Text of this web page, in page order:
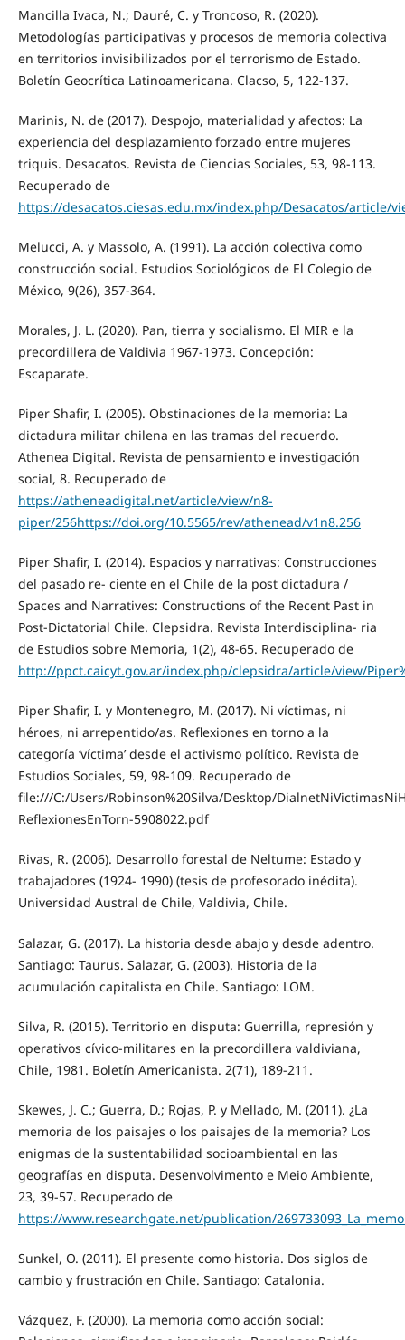
Mancilla Ivaca, N.; Dauré, C. y Troncoso, R. (2020).
Metodologías participativas y procesos de memoria colectiva
en territorios invisibilizados por el terrorismo de Estado.
Boletín Geocrítica Latinoamericana. Clacso, 5, 122-137.
Marinis, N. de (2017). Despojo, materialidad y afectos: La
experiencia del desplazamiento forzado entre mujeres
triquis. Desacatos. Revista de Ciencias Sociales, 53, 98-113.
Recuperado de
https://desacatos.ciesas.edu.mx/index.php/Desacatos/article/
Melucci, A. y Massolo, A. (1991). La acción colectiva como
construcción social. Estudios Sociológicos de El Colegio de
México, 9(26), 357-364.
Morales, J. L. (2020). Pan, tierra y socialismo. El MIR e la
precordillera de Valdivia 1967-1973. Concepción:
Escaparate.
Piper Shafir, I. (2005). Obstinaciones de la memoria: La
dictadura militar chilena en las tramas del recuerdo.
Athenea Digital. Revista de pensamiento e investigación
social, 8. Recuperado de
https://atheneadigital.net/article/view/n8-
piper/256https://doi.org/10.5565/rev/athenead/v1n8.256
Piper Shafir, I. (2014). Espacios y narrativas: Construcciones
del pasado re- ciente en el Chile de la post dictadura /
Spaces and Narratives: Constructions of the Recent Past in
Post-Dictatorial Chile. Clepsidra. Revista Interdisciplina- ria
de Estudios sobre Memoria, 1(2), 48-65. Recuperado de
http://ppct.caicyt.gov.ar/index.php/clepsidra/article/view/
Piper Shafir, I. y Montenegro, M. (2017). Ni víctimas, ni
héroes, ni arrepentido/as. Reflexiones en torno a la
categoría ‘víctima’ desde el activismo político. Revista de
Estudios Sociales, 59, 98-109. Recuperado de
file:///C:/Users/Robinson%20Silva/Desktop/
ReflexionesEnTorn-5908022.pdf
Rivas, R. (2006). Desarrollo forestal de Neltume: Estado y
trabajadores (1924- 1990) (tesis de profesorado inédita).
Universidad Austral de Chile, Valdivia, Chile.
Salazar, G. (2017). La historia desde abajo y desde adentro.
Santiago: Taurus. Salazar, G. (2003). Historia de la
acumulación capitalista en Chile. Santiago: LOM.
Silva, R. (2015). Territorio en disputa: Guerrilla, represión y
operativos cívico-militares en la precordillera valdiviana,
Chile, 1981. Boletín Americanista. 2(71), 189-211.
Skewes, J. C.; Guerra, D.; Rojas, P. y Mellado, M. (2011). ¿La
memoria de los paisajes o los paisajes de la memoria? Los
enigmas de la sustentabilidad socioambiental en las
geografías en disputa. Desenvolvimento e Meio Ambiente,
23, 39-57. Recuperado de
https://www.researchgate.net/publication/
Sunkel, O. (2011). El presente como historia. Dos siglos de
cambio y frustración en Chile. Santiago: Catalonia.
Vázquez, F. (2000). La memoria como acción social: